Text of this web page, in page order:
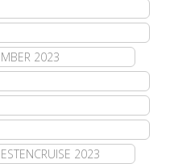
2023
2023